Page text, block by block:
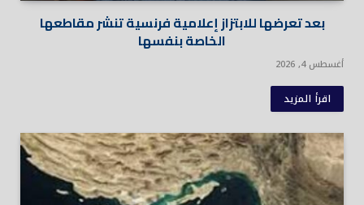
بعد تعرضها للابتزاز إعلامية فرنسية تنشر مقاطعها
الخاصة بنفسها
أغسطس 4, 2026
اقرأ المزيد